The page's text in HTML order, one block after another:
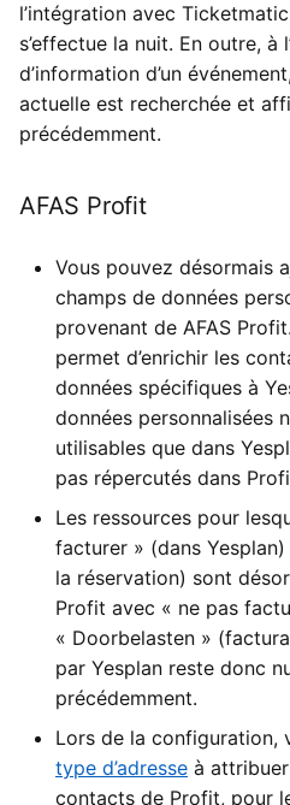
l’intégration avec
s’effectue la nuit. En outre, à
d’information d’un
actuelle est recherchée et
précédemment.
AFAS Profit
Vous pouvez désormais
champs de données
provenant de AFAS
permet d’enrichir les
données spécifiques à
données personnalisées
utilisables que dans
pas répercutés dans
Les ressources pour
facturer » (dans
la réservation) sont
Profit avec « ne pas
« Doorbelasten »
par Yesplan reste donc
précédemment.
Lors de la configuration,
type d’adresse à
contacts de Profit, pour